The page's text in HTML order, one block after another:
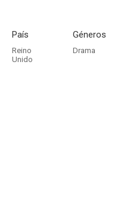
País
Reino
Unido
Géneros
Drama